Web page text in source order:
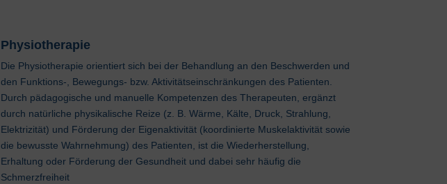
Physiotherapie
Die Physiotherapie orientiert sich bei der Behandlung an den Beschwerden und
den Funktions-, Bewegungs- bzw. Aktivitätseinschränkungen des Patienten.
Durch pädagogische und manuelle Kompetenzen des Therapeuten, ergänzt
durch natürliche physikalische Reize (z. B. Wärme, Kälte, Druck, Strahlung,
Elektrizität) und Förderung der Eigenaktivität (koordinierte Muskelaktivität sowie
die bewusste Wahrnehmung) des Patienten, ist die Wiederherstellung,
Erhaltung oder Förderung der Gesundheit und dabei sehr häufig die
Schmerzfreiheit